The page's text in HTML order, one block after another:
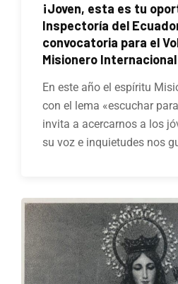
¡Joven, esta es tu
Inspectoría del
convocatoria para el
Misionero Internacional
En este año el espíritu
con el lema «escuchar
invita a acercarnos a los
su voz e inquietudes nos